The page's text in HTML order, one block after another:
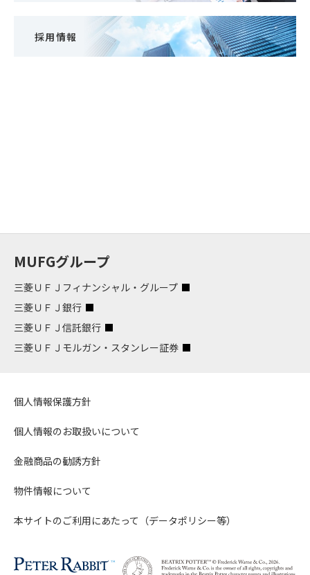
採用情報
MUFGグループ
三菱ＵＦＪフィナンシャル・グループ
三菱ＵＦＪ銀行
三菱ＵＦＪ信託銀行
三菱ＵＦＪモルガン・スタンレー証券
個人情報保護方針
個人情報のお取扱いについて
金融商品の勧誘方針
物件情報について
本サイトのご利用にあたって（データポリシー等）